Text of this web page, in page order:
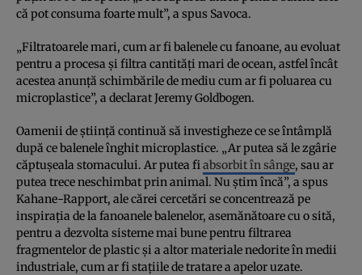
că pot consuma foarte mult”, a spus Savoca.
„Filtratoarele mari, cum ar fi balenele cu fanoane, au evoluat
pentru a procesa și filtra cantități mari de ocean, astfel încât
acestea anunță schimbările de mediu cum ar fi poluarea cu
microplastice”, a declarat Jeremy Goldbogen.
Oamenii de știință continuă să investigheze ce se întâmplă
după ce balenele înghit microplastice. „Ar putea să le zgârie
căptușeala stomacului. Ar putea fiabsorbit în sânge, sau ar
putea trece neschimbat prin animal. Nu știm încă”, a spus
Kahane-Rapport, ale cărei cercetări se concentrează pe
inspirația de la fanoanele balenelor, asemănătoare cu o sită,
pentru a dezvolta sisteme mai bune pentru filtrarea
fragmentelor de plastic și a altor materiale nedorite în medii
industriale, cum ar fi stațiile de tratare a apelor uzate.